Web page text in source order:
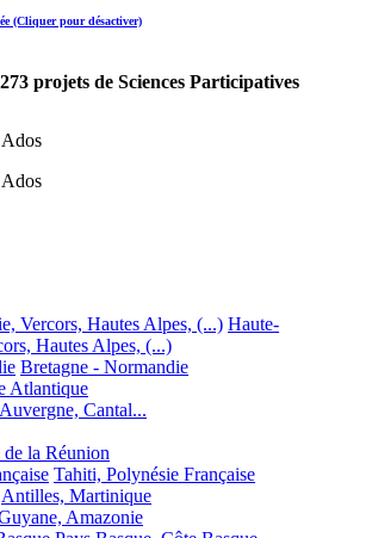
(Cliquer pour désactiver)
273 projets de Sciences Participatives
Ados
Ados
Vercors, Hautes Alpes, (...) Haute-
Hautes Alpes, (...)
Bretagne - Normandie
Atlantique
Auvergne, Cantal...
de la Réunion
Tahiti, Polynésie Française
Antilles, Martinique
Amazonie